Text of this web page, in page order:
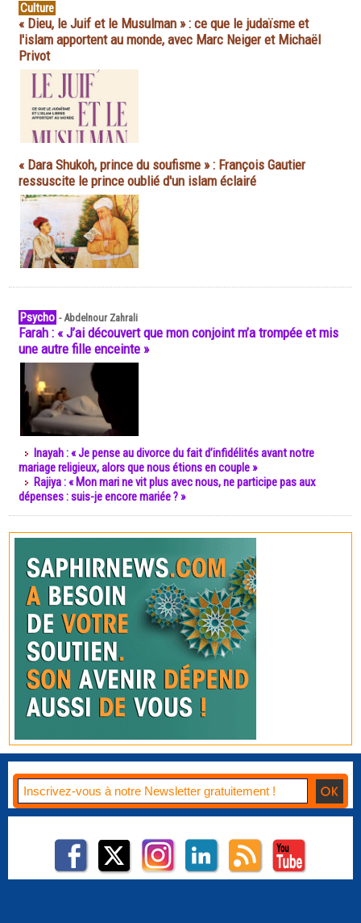
Culture
« Dieu, le Juif et le Musulman » : ce que le judaïsme et
l'islam apportent au monde, avec Marc Neiger et Michaël
Privot
« Dara Shukoh, prince du soufisme » : François Gautier
ressuscite le prince oublié d'un islam éclairé
Psycho -Abdelnour Zahrali
Farah : « J’ai découvert que mon conjoint m’a trompée et mis
une autre fille enceinte »
Inayah : « Je pense au divorce du fait d’infidélités avant notre
mariage religieux, alors que nous étions en couple »
Rajiya : « Mon mari ne vit plus avec nous, ne participe pas aux
dépenses : suis-je encore mariée ? »